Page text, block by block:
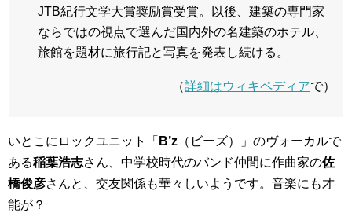
JTB紀行文学大賞奨励賞受賞。以後、建築の専門家
ならではの視点で選んだ国内外の名建築のホテル、
旅館を題材に旅行記と写真を発表し続ける。
（詳細はウィキペディアで）
いとこにロックユニット「 B’z （ビーズ）」のヴォーカルで
ある稲葉浩志さん、中学校時代のバンド仲間に作曲家の佐
橋俊彦さんと、交友関係も華々しいようです。音楽にも才
能が？